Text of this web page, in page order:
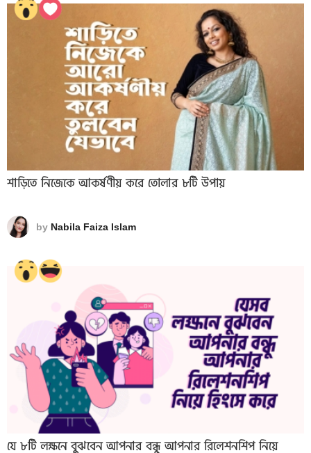
শাড়িতে নিজেকে আকর্ষণীয় করে তোলার ৮টি উপায়
by Nabila Faiza Islam
যে ৮টি লক্ষনে বুঝবেন আপনার বন্ধু আপনার রিলেশনশিপ নিয়ে